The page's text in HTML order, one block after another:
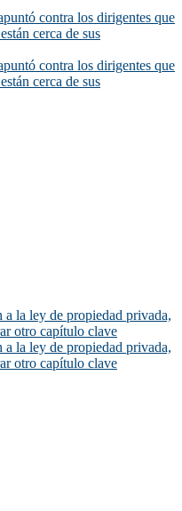
contra los dirigentes que
cerca de sus
contra los dirigentes que
cerca de sus
la ley de propiedad privada,
otro capítulo clave
la ley de propiedad privada,
otro capítulo clave